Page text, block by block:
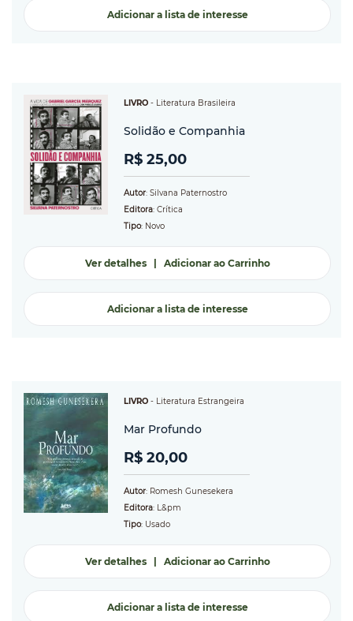
Adicionar a lista de interesse
LIVRO - Literatura Brasileira
Solidão e Companhia
R$ 25,00
Autor: Silvana Paternostro
Editora: Crítica
Tipo: Novo
Ver detalhes| Adicionar ao Carrinho
Adicionar a lista de interesse
LIVRO - Literatura Estrangeira
Mar Profundo
R$ 20,00
Autor: Romesh Gunesekera
Editora: L&pm
Tipo: Usado
Ver detalhes| Adicionar ao Carrinho
Adicionar a lista de interesse